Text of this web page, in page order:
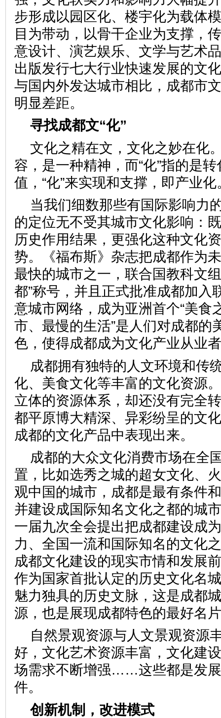
步形成以园区化、楼宇化为载体
目为带动，以骨干企业为支撑，
意设计、演艺娱乐、文学与艺术
出版发行七大行业快速发展的文
与国内外发达城市相比，成都市
明显差距。
寻找成都文“化”
文化之精在文，文化之妙在化
容，是一种精神，而“化”指的是转
值，“化”来实现和支撑，即产业化
当我们细数那些有国际影响力
的定位无不受其城市文化影响：
历史作用结果，更强化这种文化
势。《福布斯》杂志把成都作为
最快的城市之一，联合国教科文
都”称号，并且正式批准成都加入
意城市网络，成为亚洲首个“美食
市、最慢的生活”是人们对成都的
色，使得成都成为文化产业从业
成都拥有独特的人文环境和传
化、美食文化等丰富的文化资源
立体的资源体系，却还没有完全
都平原博大精深、异彩纷呈的文
成都的文化产品中表现出来。
成都的大众文化消费市场在全
置，比如选秀之城的超女文化、
观中国的城市，成都是最有条件
并建设成国际知名文化之都的城
一届九次全会提出把成都建设成
力、全国一流和国际知名的文化
成都文化建设的现实市情和发展
作为国家首批认定的历史文化名
魅力独具的历史文脉，这是成都
源，也是展现成都特色的最好名
自然景观资源与人文景观资源
好，文化艺术资源丰富，文化建
场需求不断增强……这些都是发
件。
创新机制，改进模式